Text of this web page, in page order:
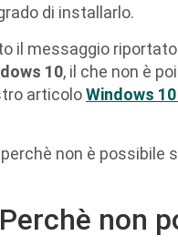
di installarlo.
il messaggio
10, il che non è
articoloWindows
non è possibile
non